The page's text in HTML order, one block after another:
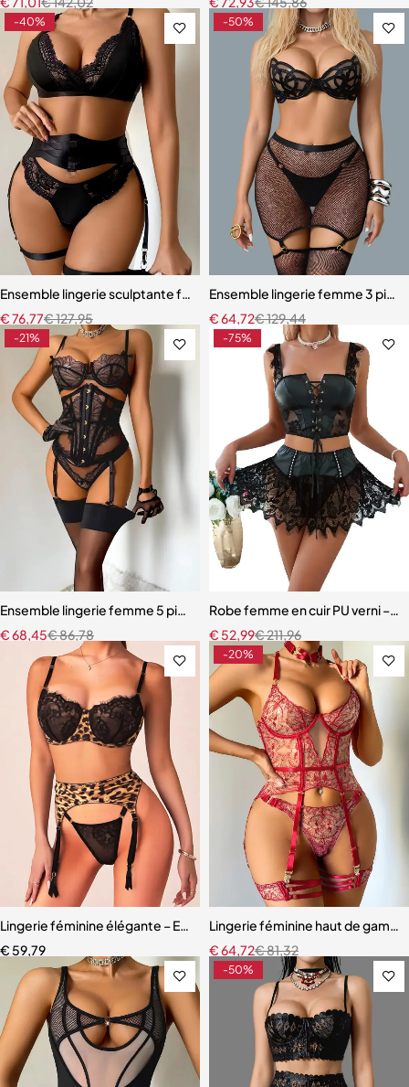
-40%
Ensemble lingerie sculptante femme – Dentelle raffinée avec
€127,95
€76,77
-50%
Ensemble lingerie femme 3
€129,44
€64,72
-21%
Ensemble lingerie femme 5 pièces – Dentelle brodée avec cache-
€86,78
€68,45
-75%
Robe femme en cuir PU verni –
€211,96
€ 52,99
Lingerie féminine élégante – Ensemble léopard avec détails en
€ 59,79
-20%
Lingerie féminine haut de
€81,32
€64,72
-50%